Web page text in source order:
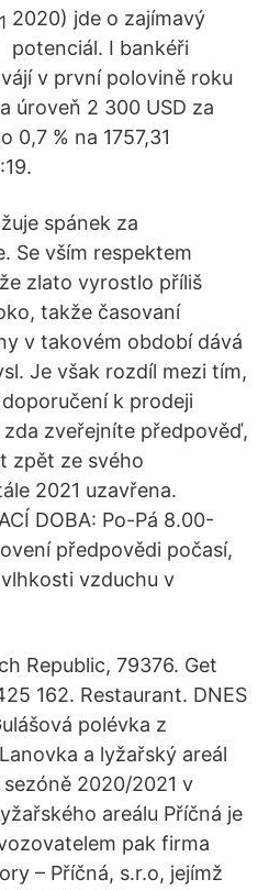
2020) jde o zajímavý
potenciál. I bankéři
v první polovině roku
úroveň 2 300 USD za
0,7 % na 1757,31
spánek za
Se vším respektem
zlato vyrostlo příliš
takže časovaní
v takovém období dává
Je však rozdíl mezi tím,
k prodeji
zveřejníte předpověď,
zpět ze svého
2021 uzavřena.
DOBA: Po-Pá 8.00-
předpovědi počasí,
vzduchu v
Republic, 79376. Get
162. Restaurant. DNES
polévka z
a lyžařský areál
2020/2021 v
areálu Příčná je
pak firma
– Příčná, s.r.o, jejímž